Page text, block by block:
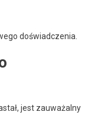
doświadczenia.
jest zauważalny